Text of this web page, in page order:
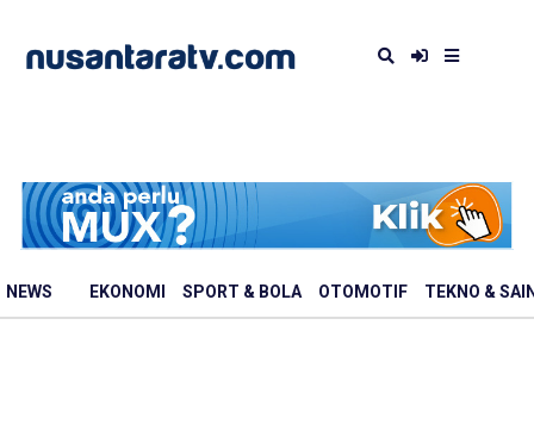
NEWS EKONOMI SPORT & BOLA OTOMOTIF TEKNO &